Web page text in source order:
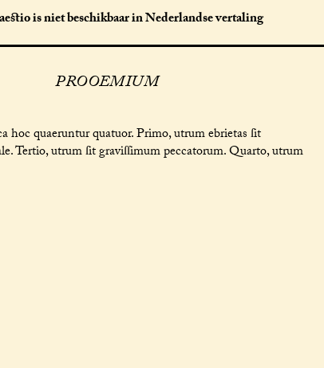
is niet beschikbaar in Nederlandse vertaling
PROOEMIUM
hoc quaeruntur quatuor. Primo, utrum ebrietas ſit
Tertio, utrum ſit graviſſimum peccatorum. Quarto, utrum